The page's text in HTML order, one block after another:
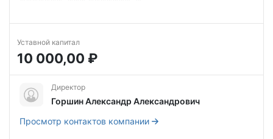
Уставной капитал
10 000,00 ₽
Директор
Горшин Александр Александрович
Просмотр контактов компании